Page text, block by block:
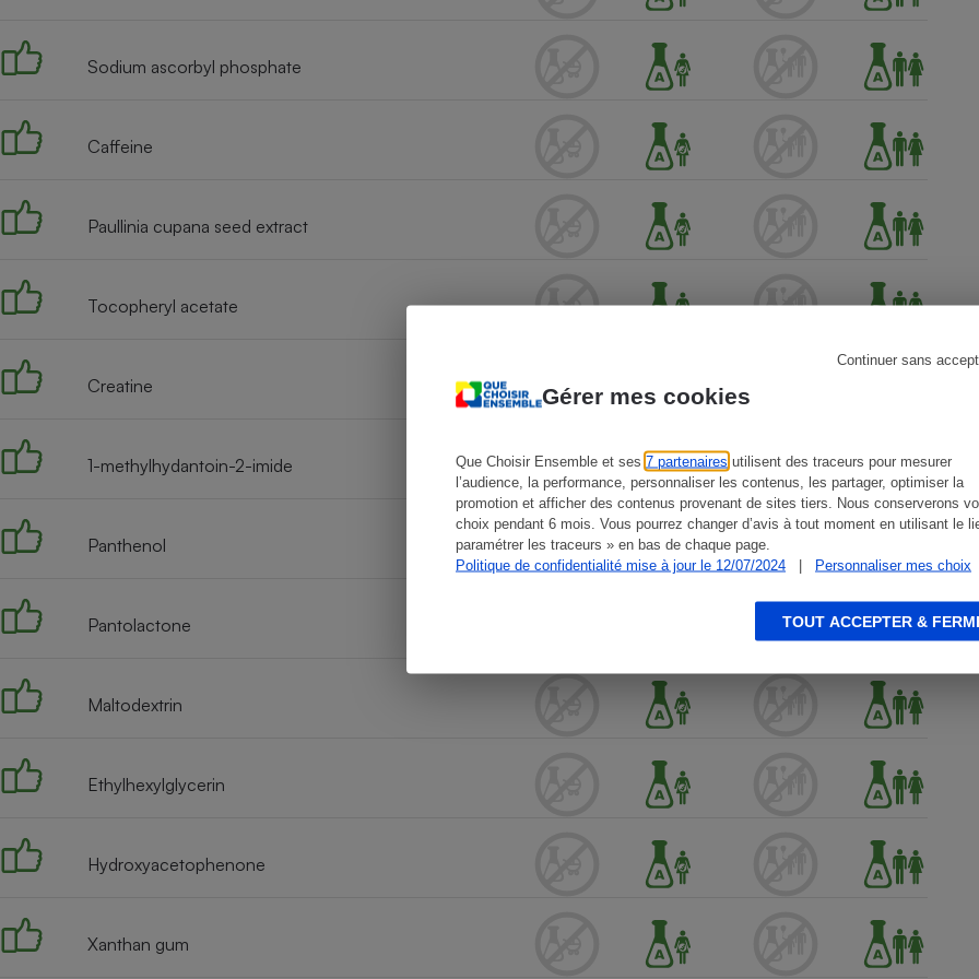
Gérer mes cookies
Que Choisir Ensemble et ses 7 partenaires utilisent des traceurs pour mesurer
l’audience, la performance, personnaliser les contenus, les partager, optimiser la
promotion et afficher des contenus provenant de sites tiers. Nous conserverons
choix pendant 6 mois. Vous pourrez changer d’avis à tout moment en utilisant le
paramétrer les traceurs » en bas de chaque page.
Politique de confidentialité mise à jour le 12/07/2024
| Personnaliser mes choix
Continuer sans
TOUT ACCEPTER &
Sodium ascorbyl phosphate
Caffeine
Paullinia cupana seed extract
Tocopheryl acetate
Creatine
1-methylhydantoin-2-imide
Panthenol
Pantolactone
Maltodextrin
Ethylhexylglycerin
Hydroxyacetophenone
Xanthan gum